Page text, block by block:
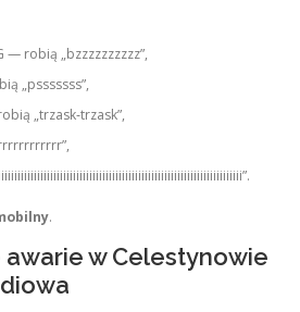
— robią „bzzzzzzzzzz”,
„psssssss”,
„trzask‑trzask”,
.
awarie w Celestynowie